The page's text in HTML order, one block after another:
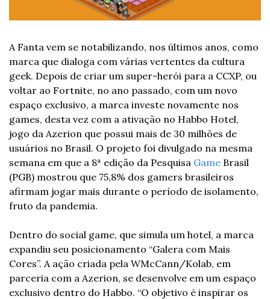
A Fanta vem se notabilizando, nos últimos anos, como
marca que dialoga com várias vertentes da cultura
geek. Depois de criar um super-herói para a CCXP, ou
voltar ao Fortnite, no ano passado, com um novo
espaço exclusivo, a marca investe novamente nos
games, desta vez com a ativação no Habbo Hotel,
jogo da Azerion que possui mais de 30 milhões de
usuários no Brasil. O projeto foi divulgado na mesma
semana em que a 8ª edição da Pesquisa Game Brasil
(PGB) mostrou que 75,8% dos gamers brasileiros
afirmam jogar mais durante o período de isolamento,
fruto da pandemia.
Dentro do social game, que simula um hotel, a marca
expandiu seu posicionamento “Galera com Mais
Cores”. A ação criada pela WMcCann/Kolab, em
parceria com a Azerion, se desenvolve em um espaço
exclusivo dentro do Habbo. “O objetivo é inspirar os